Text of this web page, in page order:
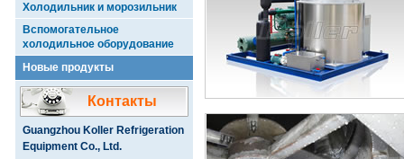
Холодильник и морозильник
Вспомогательное
холодильное оборудование
Новые продукты
Контакты
Guangzhou Koller Refrigeration
Equipment Co., Ltd.